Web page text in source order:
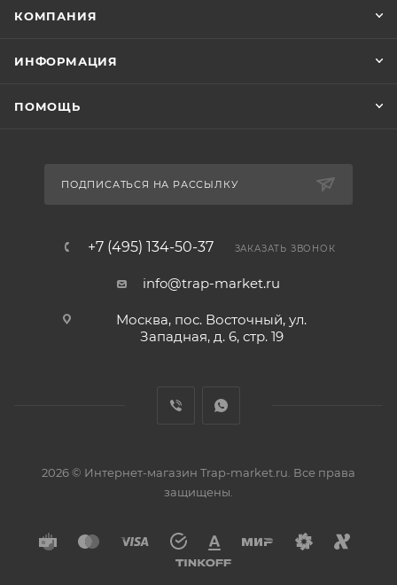
КОМПАНИЯ
ИНФОРМАЦИЯ
ПОМОЩЬ
ПОДПИСАТЬСЯ НА РАССЫЛКУ
+7 (495) 134-50-37 ЗАКАЗАТЬ ЗВОНОК
info@trap-market.ru
Москва, пос. Восточный, ул.
Западная, д. 6, стр. 19
2026 © Интернет-магазин Trap-market.ru. Все права
защищены.